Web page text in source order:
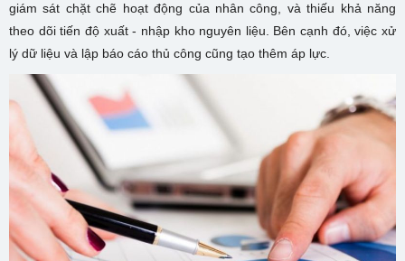
giám sát chặt chẽ hoạt động của nhân công, và thiếu khả năng
theo dõi tiến độ xuất - nhập kho nguyên liệu. Bên cạnh đó, việc xử
lý dữ liệu và lập báo cáo thủ công cũng tạo thêm áp lực.